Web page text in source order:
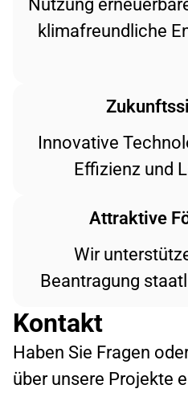
klimafreundliche
Innovative
Effizienz und
Attraktive
Wir
Beantragung
Kontakt
Haben Sie Fragen
über unsere Projekte